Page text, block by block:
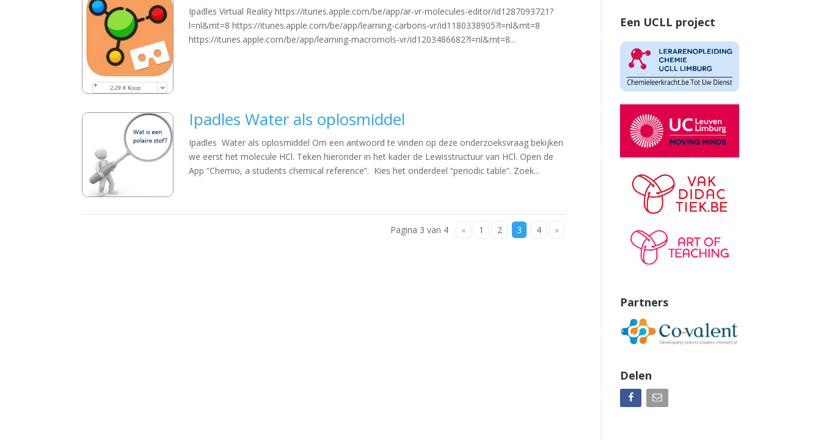
Ipadles Virtual Reality https://itunes.apple.com/be/app/ar-vr-molecules-editor/id1287093721?
l=nl&mt=8 https://itunes.apple.com/be/app/learning-carbons-vr/id1180338905?l=nl&mt=8
https://itunes.apple.com/be/app/learning-macromols-vr/id1203486682?l=nl&mt=8...
Ipadles Water als oplosmiddel
Ipadles Water als oplosmiddel Om een antwoord te vinden op deze onderzoeksvraag bekijken
we eerst het molecule HCl. Teken hieronder in het kader de Lewisstructuur van HCl. Open de
App “Chemio, a students chemical reference”. Kies het onderdeel “periodic table”. Zoek...
Pagina 3 van 4 « 1 2 3 4 »
Een UCLL project
Partners
Delen